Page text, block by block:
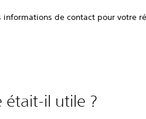
informations de contact pour votre
était-il utile ?